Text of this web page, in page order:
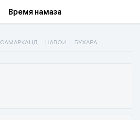
Время намаза
САМАРКАНД НАВОИ БУХАРА